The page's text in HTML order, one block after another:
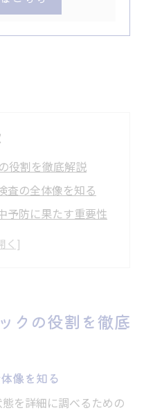
役割を徹底解説
査の全体像を知る
予防に果たす重要性
相乗効果を解説
脳血管の異常発見
脳ドックで評価
る将来の安心感とは
クの役割を徹底
像を知る
を詳細に調べるための